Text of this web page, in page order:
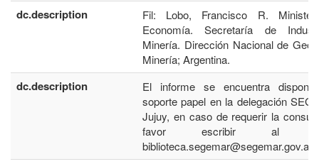
dc.description
Fil: Lobo, Francisco R.
Economía. Secretaría de
Minería. Dirección Nacional de
Minería; Argentina.
dc.description
El informe se encuentra
soporte papel en la delegación
Jujuy, en caso de requerir la
favor escribir al
biblioteca.segemar@segemar.gov.ar